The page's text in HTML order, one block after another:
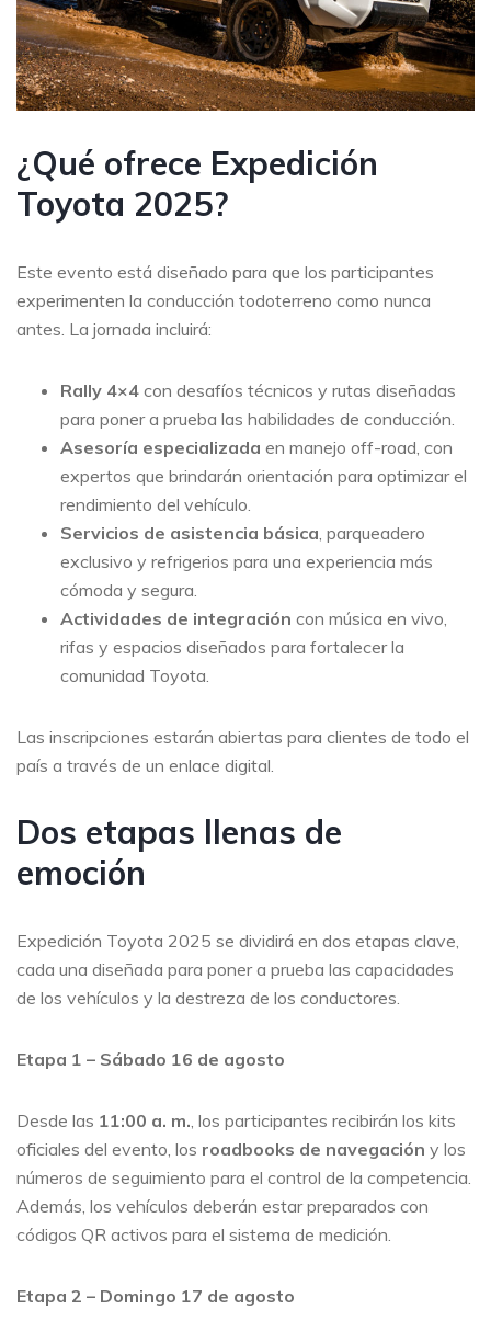
¿Qué ofrece Expedición
Toyota 2025?
Este evento está diseñado para que los participantes
experimenten la conducción todoterreno como nunca
antes. La jornada incluirá:
Rally 4×4 con desafíos técnicos y rutas diseñadas
para poner a prueba las habilidades de conducción.
Asesoría especializada en manejo off-road, con
expertos que brindarán orientación para optimizar el
rendimiento del vehículo.
Servicios de asistencia básica , parqueadero
exclusivo y refrigerios para una experiencia más
cómoda y segura.
Actividades de integración con música en vivo,
rifas y espacios diseñados para fortalecer la
comunidad Toyota.
Las inscripciones estarán abiertas para clientes de todo el
país a través de un enlace digital.
Dos etapas llenas de
emoción
Expedición Toyota 2025 se dividirá en dos etapas clave,
cada una diseñada para poner a prueba las capacidades
de los vehículos y la destreza de los conductores.
Etapa 1 – Sábado 16 de agosto
Desde las 11:00 a. m. , los participantes recibirán los kits
oficiales del evento, los roadbooks de navegación y los
números de seguimiento para el control de la competencia.
Además, los vehículos deberán estar preparados con
códigos QR activos para el sistema de medición.
Etapa 2 – Domingo 17 de agosto